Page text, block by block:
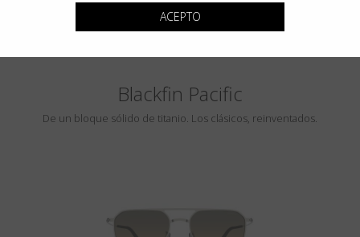
Blackfin Pacific
De un bloque sólido de titanio. Los clásicos, reinventados.
ACEPTO